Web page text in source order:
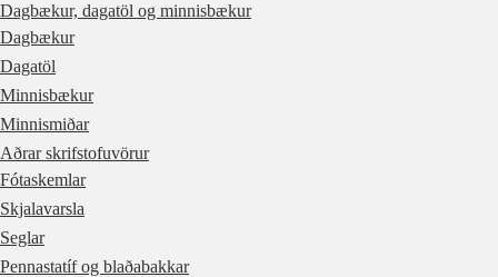
Dagbækur, dagatöl og minnisbækur
Dagbækur
Dagatöl
Minnisbækur
Minnismiðar
Aðrar skrifstofuvörur
Fótaskemlar
Skjalavarsla
Seglar
Pennastatíf og blaðabakkar